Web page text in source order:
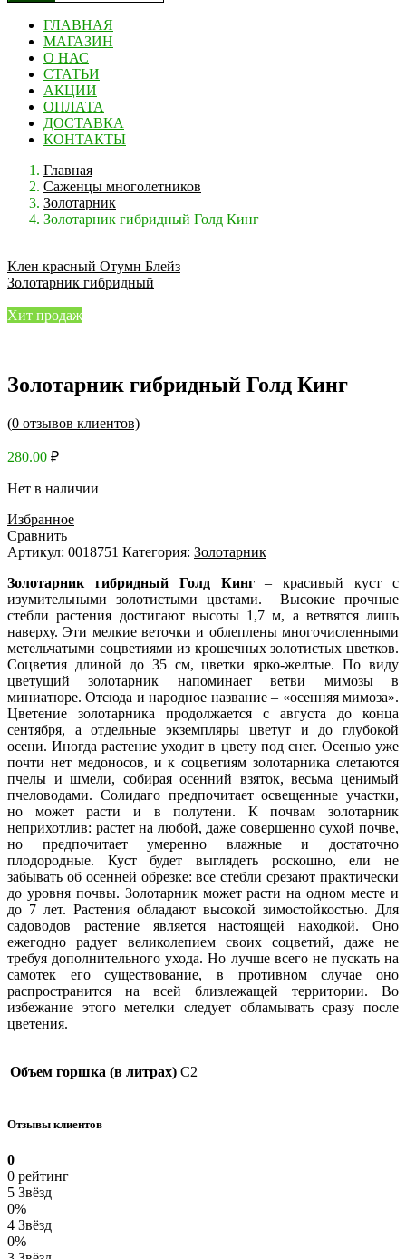
ГЛАВНАЯ
МАГАЗИН
О НАС
СТАТЬИ
АКЦИИ
ОПЛАТА
ДОСТАВКА
КОНТАКТЫ
Главная
Саженцы многолетников
Золотарник
Золотарник гибридный Голд Кинг
Клен красный Отумн Блейз
Золотарник гибридный
Хит продаж
Золотарник гибридный Голд Кинг
(0 отзывов клиентов)
280.00 ₽
Нет в наличии
Избранное
Сравнить
Артикул: 0018751 Категория: Золотарник
Золотарник гибридный Голд Кинг– красивый куст с
изумительными золотистыми цветами. Высокие прочные
стебли растения достигают высоты 1,7 м, а ветвятся лишь
наверху. Эти мелкие веточки и облеплены многочисленными
метельчатыми соцветиями из крошечных золотистых цветков.
Соцветия длиной до 35 см, цветки ярко-желтые. По виду
цветущий золотарник напоминает ветви мимозы в
миниатюре. Отсюда и народное название – «осенняя мимоза».
Цветение золотарника продолжается с августа до конца
сентября, а отдельные экземпляры цветут и до глубокой
осени. Иногда растение уходит в цвету под снег. Осенью уже
почти нет медоносов, и к соцветиям золотарника слетаются
пчелы и шмели, собирая осенний взяток, весьма ценимый
пчеловодами. Солидаго предпочитает освещенные участки,
но может расти и в полутени. К почвам золотарник
неприхотлив: растет на любой, даже совершенно сухой почве,
но предпочитает умеренно влажные и достаточно
плодородные. Куст будет выглядеть роскошно, ели не
забывать об осенней обрезке: все стебли срезают практически
до уровня почвы. Золотарник может расти на одном месте и
до 7 лет. Растения обладают высокой зимостойкостью. Для
садоводов растение является настоящей находкой. Оно
ежегодно радует великолепием своих соцветий, даже не
требуя дополнительного ухода. Но лучше всего не пускать на
самотек его существование, в противном случае оно
распространится на всей близлежащей территории. Во
избежание этого метелки следует обламывать сразу после
цветения.
Объем горшка (в литрах) C2
Отзывы клиентов
0
0 рейтинг
5 Звёзд
0%
4 Звёзд
0%